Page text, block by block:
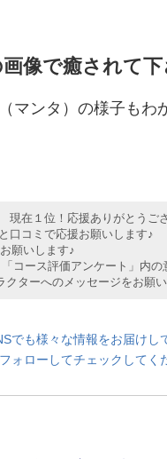
像で癒されて
マンタ）の様子もわ
現在１位！応援ありがとうご
口コミで応援お願いします♪
願いします♪
コース評価アンケート」内の
クターへのメッセージをお願
でも様々な情報をお届けし
ォローしてチェックしてく